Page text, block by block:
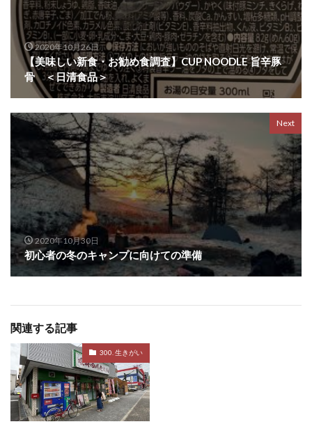
2020年10月26日
【美味しい新食・お勧め食調査】CUP NOODLE 旨辛豚
骨 ＜日清食品＞
Next
2020年10月30日
初心者の冬のキャンプに向けての準備
関連する記事
300. 生きがい